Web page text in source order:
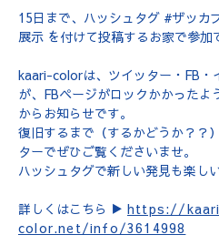
15日まで、ハッシュタグ #ザッカ
展示 を付けて投稿するお家で参加
kaari-colorは、ツイッター・FB・
が、FBページがロックかかった
からお知らせです。
復旧するまで（するかどうか？？
ターでぜひご覧くださいませ。
ハッシュタグで新しい発見も楽しい
詳しくはこちら ▶︎ https://
color.net/info/3614998